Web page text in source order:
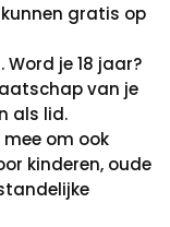
gratis op
je 18 jaar?
van je
als lid.
om ook
kinderen, oude